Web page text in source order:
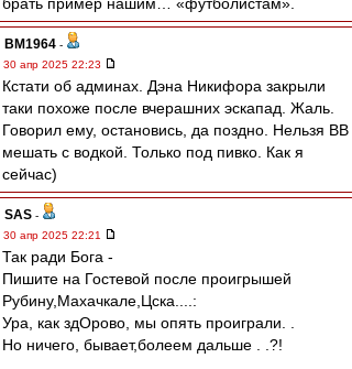
BM1964 -
30 апр 2025 22:23
Кстати об админах. Дэна Никифора закрыли
таки похоже после вчерашних эскапад. Жаль.
Говорил ему, остановись, да поздно. Нельзя ВВ
мешать с водкой. Только под пивко. Как я
сейчас)
SAS -
30 апр 2025 22:21
Так ради Бога -
Пишите на Гостевой после проигрышей
Рубину,Махачкале,Цска....:
Ура, как здОрово, мы опять проиграли. .
Но ничего, бывает,болеем дальше . .?!